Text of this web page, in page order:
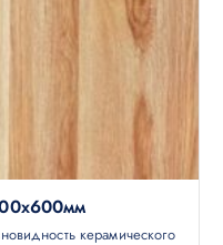
керамического